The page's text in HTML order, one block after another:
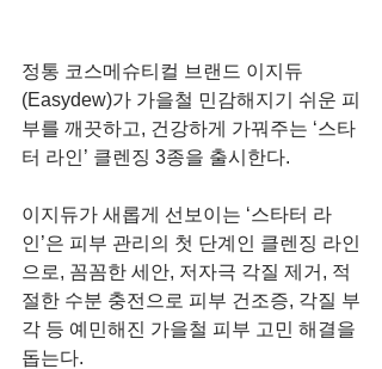
정통 코스메슈티컬 브랜드 이지듀
(Easydew)가 가을철 민감해지기 쉬운 피
부를 깨끗하고, 건강하게 가꿔주는 ‘스타
터 라인’ 클렌징 3종을 출시한다.
이지듀가 새롭게 선보이는 ‘스타터 라
인’은 피부 관리의 첫 단계인 클렌징 라인
으로, 꼼꼼한 세안, 저자극 각질 제거, 적
절한 수분 충전으로 피부 건조증, 각질 부
각 등 예민해진 가을철 피부 고민 해결을
돕는다.